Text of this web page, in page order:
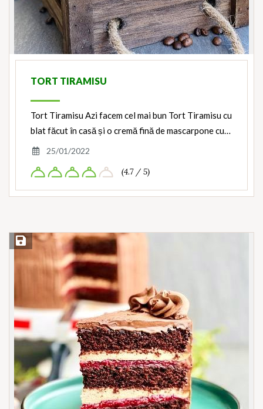
TORT TIRAMISU
Tort Tiramisu Azi facem cel mai bun Tort Tiramisu cu
blat făcut în casă și o cremă fină de mascarpone cu…
25/01/2022
(4.7 / 5)
Save Recipe